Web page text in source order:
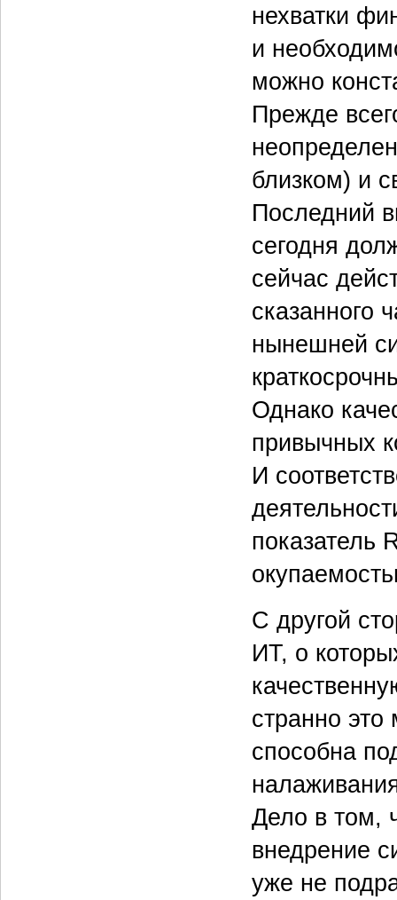
нехватки
и
можно
Прежде
близком) и
Последний
сегодня
сейчас
сказанного
нынешней
Однако
привычных
И
показатель
С другой
ИТ, о
странно это
способна
Дело в том,
внедрение
уже не